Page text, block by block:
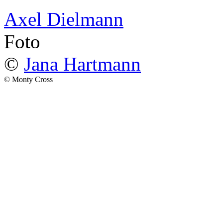
Axel Dielmann
Foto
© Jana Hartmann
© Monty Cross